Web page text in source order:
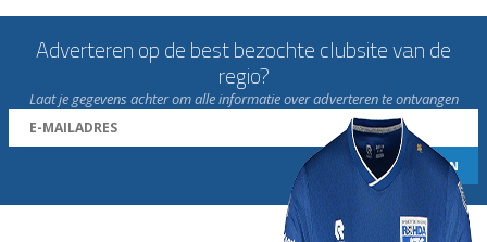
Adverteren op de best bezochte clubsite van de
regio?
Laat je gegevens achter om alle informatie over adverteren te ontvangen